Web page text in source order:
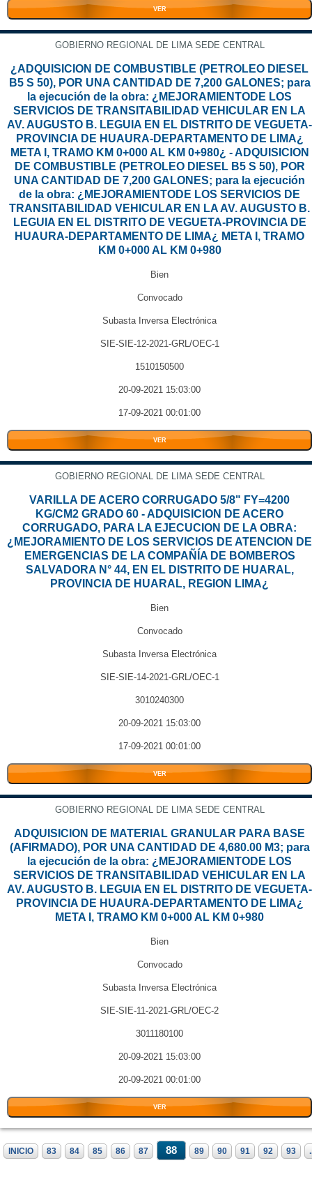
VER
GOBIERNO REGIONAL DE LIMA SEDE CENTRAL
¿ADQUISICION DE COMBUSTIBLE (PETROLEO DIESEL
B5 S 50), POR UNA CANTIDAD DE 7,200 GALONES; para
la ejecución de la obra: ¿MEJORAMIENTODE LOS
SERVICIOS DE TRANSITABILIDAD VEHICULAR EN LA
AV. AUGUSTO B. LEGUIA EN EL DISTRITO DE VEGUETA-
PROVINCIA DE HUAURA-DEPARTAMENTO DE LIMA¿
META I, TRAMO KM 0+000 AL KM 0+980¿ - ADQUISICION
DE COMBUSTIBLE (PETROLEO DIESEL B5 S 50), POR
UNA CANTIDAD DE 7,200 GALONES; para la ejecución
de la obra: ¿MEJORAMIENTODE LOS SERVICIOS DE
TRANSITABILIDAD VEHICULAR EN LA AV. AUGUSTO B.
LEGUIA EN EL DISTRITO DE VEGUETA-PROVINCIA DE
HUAURA-DEPARTAMENTO DE LIMA¿ META I, TRAMO
KM 0+000 AL KM 0+980
Bien
Convocado
Subasta Inversa Electrónica
SIE-SIE-12-2021-GRL/OEC-1
1510150500
20-09-2021 15:03:00
17-09-2021 00:01:00
VER
GOBIERNO REGIONAL DE LIMA SEDE CENTRAL
VARILLA DE ACERO CORRUGADO 5/8" FY=4200
KG/CM2 GRADO 60 - ADQUISICION DE ACERO
CORRUGADO, PARA LA EJECUCION DE LA OBRA:
¿MEJORAMIENTO DE LOS SERVICIOS DE ATENCION DE
EMERGENCIAS DE LA COMPAÑÍA DE BOMBEROS
SALVADORA N° 44, EN EL DISTRITO DE HUARAL,
PROVINCIA DE HUARAL, REGION LIMA¿
Bien
Convocado
Subasta Inversa Electrónica
SIE-SIE-14-2021-GRL/OEC-1
3010240300
20-09-2021 15:03:00
17-09-2021 00:01:00
VER
GOBIERNO REGIONAL DE LIMA SEDE CENTRAL
ADQUISICION DE MATERIAL GRANULAR PARA BASE
(AFIRMADO), POR UNA CANTIDAD DE 4,680.00 M3; para
la ejecución de la obra: ¿MEJORAMIENTODE LOS
SERVICIOS DE TRANSITABILIDAD VEHICULAR EN LA
AV. AUGUSTO B. LEGUIA EN EL DISTRITO DE VEGUETA-
PROVINCIA DE HUAURA-DEPARTAMENTO DE LIMA¿
META I, TRAMO KM 0+000 AL KM 0+980
Bien
Convocado
Subasta Inversa Electrónica
SIE-SIE-11-2021-GRL/OEC-2
3011180100
20-09-2021 15:03:00
20-09-2021 00:01:00
VER
INICIO 83 84 85 86 87 88 89 90 91 92 93